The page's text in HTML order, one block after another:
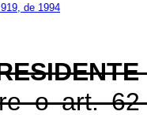
de 1994
o art. 62